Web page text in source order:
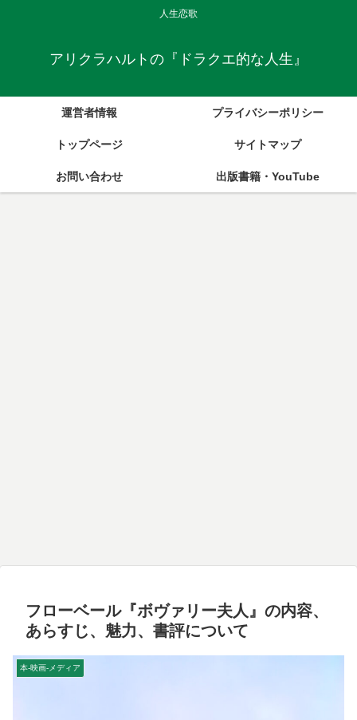
人生恋歌
アリクラハルトの『ドラクエ的な人生』
運営者情報 プライバシーポリシー
トップページ サイトマップ
お問い合わせ 出版書籍・YouTube
フローベール『ボヴァリー夫人』の内容、
あらすじ、魅力、書評について
本-映画-メディア